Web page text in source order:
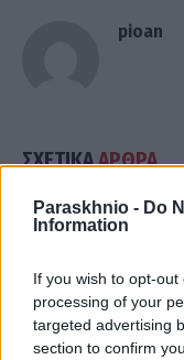
Paraskhnio - Do
Information
If you wish to opt-
processing of your
targeted advertising
section to confirm
pioan
ΣΧΕΤΙΚΑΑΡΘΡΑ